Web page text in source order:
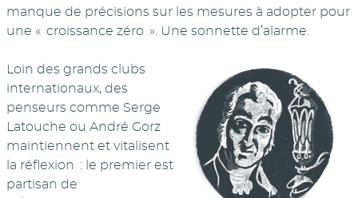
manque de précisions sur les mesures à adopter pour
une « croissance zéro ». Une sonnette d’alarme.
Loin des grands clubs
internationaux, des
penseurs comme Serge
Latouche ou André Gorz
maintiennent et vitalisent
la réflexion : le premier est
partisan de